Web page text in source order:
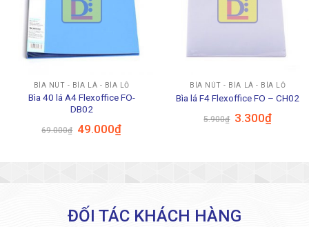
BÌA NÚT - BÌA LÁ - BÌA LỖ
Bìa 40 lá A4 Flexoffice FO-
DB02
69.000₫
Giá
gốc
49.000₫Giá
BÌA NÚT - BÌA LÁ - BÌA LỖ
Bìa lá F4 Flexoffice FO – CH02
5.900₫ Giá
gốc
3.300₫Giá
ĐỐI TÁC KHÁCH HÀNG